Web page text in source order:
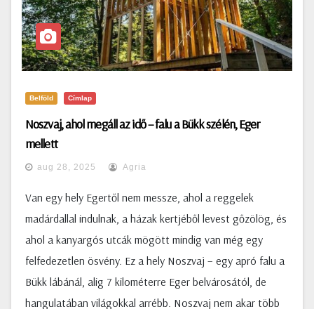
Belföld Címlap
Noszvaj, ahol megáll az idő – falu a Bükk szélén, Eger
mellett
aug 28, 2025 Agria
Van egy hely Egertől nem messze, ahol a reggelek
madárdallal indulnak, a házak kertjéből levest gőzölög, és
ahol a kanyargós utcák mögött mindig van még egy
felfedezetlen ösvény. Ez a hely Noszvaj – egy apró falu a
Bükk lábánál, alig 7 kilométerre Eger belvárosától, de
hangulatában világokkal arrébb. Noszvaj nem akar több